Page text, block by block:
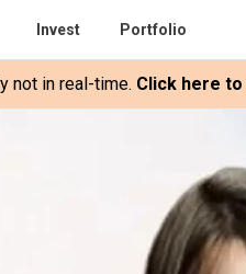
Invest Portfolio
not in real-time. Click here